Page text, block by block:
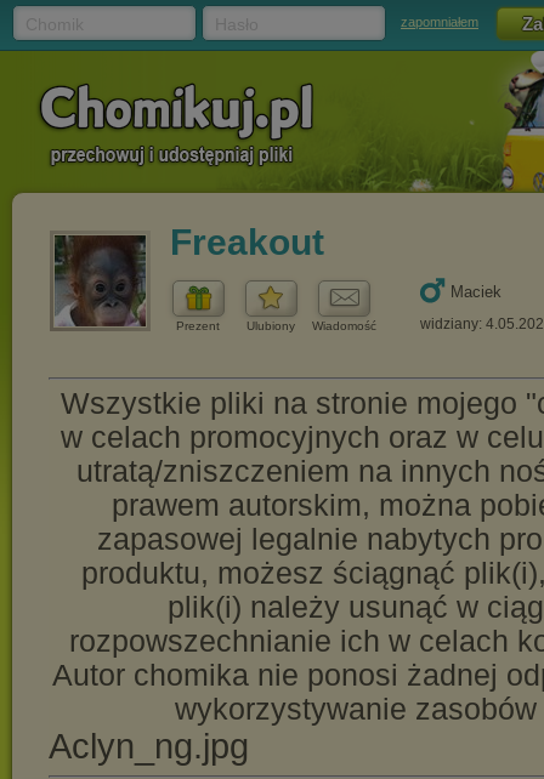
zapomniałem
Freakout
Prezent Ulubiony Wiadomość
Maciek
widziany: